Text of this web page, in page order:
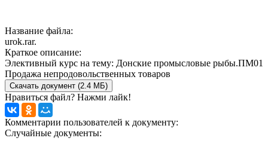
Название файла:
urok.rar.
Краткое описание:
Элективный курс на тему: Донские промысловые рыбы.ПМ01
Продажа непродовольственных товаров
Скачать документ (2.4 МБ)
Нравиться файл? Нажми лайк!
Комментарии пользователей к документу:
Случайные документы: